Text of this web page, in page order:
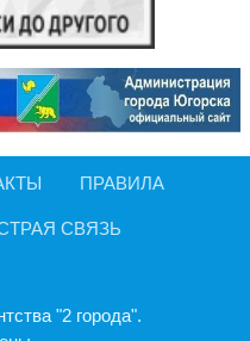
ПРАВИЛА
СВЯЗЬ
"2 города".